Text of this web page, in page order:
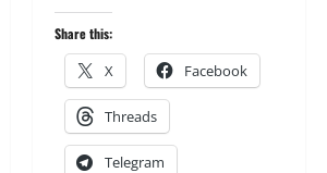
Share this:
X Facebook
Threads
Telegram